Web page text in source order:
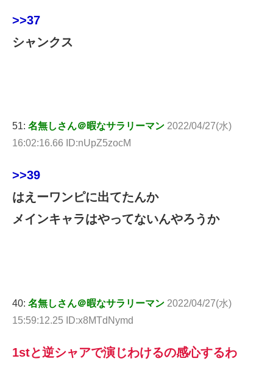
>>37
シャンクス
51: 名無しさん＠暇なサラリーマン 2022/04/27(水)
16:02:16.66 ID:nUpZ5zocM
>>39
はえーワンピに出てたんか
メインキャラはやってないんやろうか
40: 名無しさん＠暇なサラリーマン 2022/04/27(水)
15:59:12.25 ID:x8MTdNymd
1stと逆シャアで演じわけるの感心するわ